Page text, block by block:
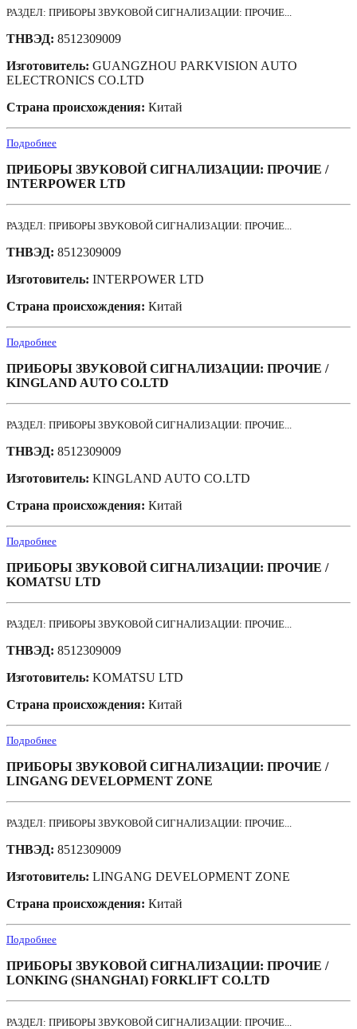
РАЗДЕЛ: ПРИБОРЫ ЗВУКОВОЙ СИГНАЛИЗАЦИИ: ПРОЧИЕ...
ТНВЭД: 8512309009
Изготовитель: GUANGZHOU PARKVISION AUTO
ELECTRONICS CO.LTD
Страна происхождения: Китай
Подробнее
ПРИБОРЫ ЗВУКОВОЙ СИГНАЛИЗАЦИИ: ПРОЧИЕ /
INTERPOWER LTD
РАЗДЕЛ: ПРИБОРЫ ЗВУКОВОЙ СИГНАЛИЗАЦИИ: ПРОЧИЕ...
ТНВЭД: 8512309009
Изготовитель: INTERPOWER LTD
Страна происхождения: Китай
Подробнее
ПРИБОРЫ ЗВУКОВОЙ СИГНАЛИЗАЦИИ: ПРОЧИЕ /
KINGLAND AUTO CO.LTD
РАЗДЕЛ: ПРИБОРЫ ЗВУКОВОЙ СИГНАЛИЗАЦИИ: ПРОЧИЕ...
ТНВЭД: 8512309009
Изготовитель: KINGLAND AUTO CO.LTD
Страна происхождения: Китай
Подробнее
ПРИБОРЫ ЗВУКОВОЙ СИГНАЛИЗАЦИИ: ПРОЧИЕ /
KOMATSU LTD
РАЗДЕЛ: ПРИБОРЫ ЗВУКОВОЙ СИГНАЛИЗАЦИИ: ПРОЧИЕ...
ТНВЭД: 8512309009
Изготовитель: KOMATSU LTD
Страна происхождения: Китай
Подробнее
ПРИБОРЫ ЗВУКОВОЙ СИГНАЛИЗАЦИИ: ПРОЧИЕ /
LINGANG DEVELOPMENT ZONE
РАЗДЕЛ: ПРИБОРЫ ЗВУКОВОЙ СИГНАЛИЗАЦИИ: ПРОЧИЕ...
ТНВЭД: 8512309009
Изготовитель: LINGANG DEVELOPMENT ZONE
Страна происхождения: Китай
Подробнее
ПРИБОРЫ ЗВУКОВОЙ СИГНАЛИЗАЦИИ: ПРОЧИЕ /
LONKING (SHANGHAI) FORKLIFT CO.LTD
РАЗДЕЛ: ПРИБОРЫ ЗВУКОВОЙ СИГНАЛИЗАЦИИ: ПРОЧИЕ...